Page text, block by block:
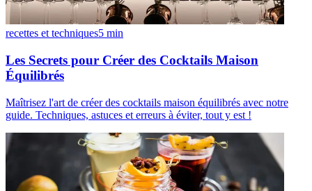
recettes et techniques5 min
Les Secrets pour Créer des Cocktails Maison
Équilibrés
Maîtrisez l'art de créer des cocktails maison équilibrés avec notre
guide. Techniques, astuces et erreurs à éviter, tout y est !